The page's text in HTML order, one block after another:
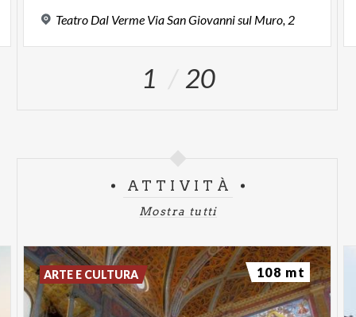
Teatro Dal Verme Via SanGiovanni sul Muro, 2
1 20
ATTIVITÀ
Mostra tutti
ARTE E CULTURA 108 mt